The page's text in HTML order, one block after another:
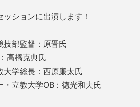
ションに出演します！
技部監督：原晋氏
高橋克典氏
大学総長：西原廉太氏
・立教大学OB：徳光和夫氏